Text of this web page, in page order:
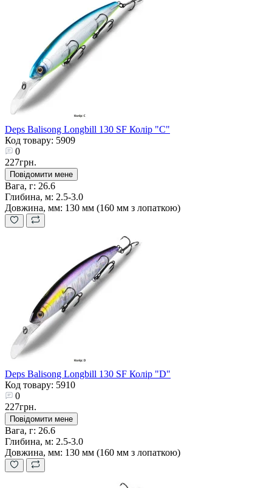
Deps Balisong Longbill 130 SF Колір "C"
Код товару: 5909
0
227грн.
Повідомити мене
Вага, г: 26.6
Глибина, м: 2.5-3.0
Довжина, мм: 130 мм (160 мм з лопаткою)
Deps Balisong Longbill 130 SF Колір "D"
Код товару: 5910
0
227грн.
Повідомити мене
Вага, г: 26.6
Глибина, м: 2.5-3.0
Довжина, мм: 130 мм (160 мм з лопаткою)